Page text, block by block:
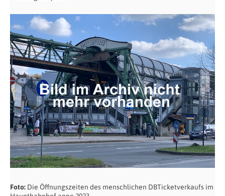
Foto: Die Öffnungszeiten des menschlichen DBTicketverkaufs im